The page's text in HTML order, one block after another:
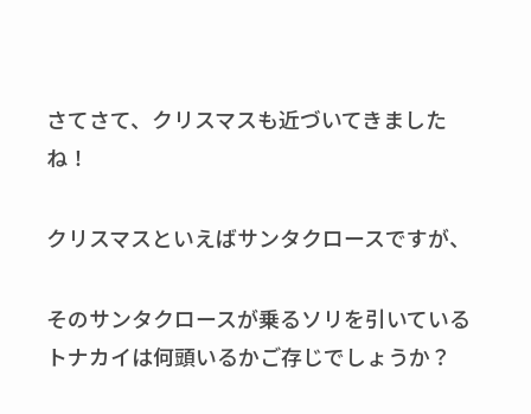
さてさて、クリスマスも近づいてきました
ね！
クリスマスといえばサンタクロースですが、
そのサンタクロースが乗るソリを引いている
トナカイは何頭いるかご存じでしょうか？